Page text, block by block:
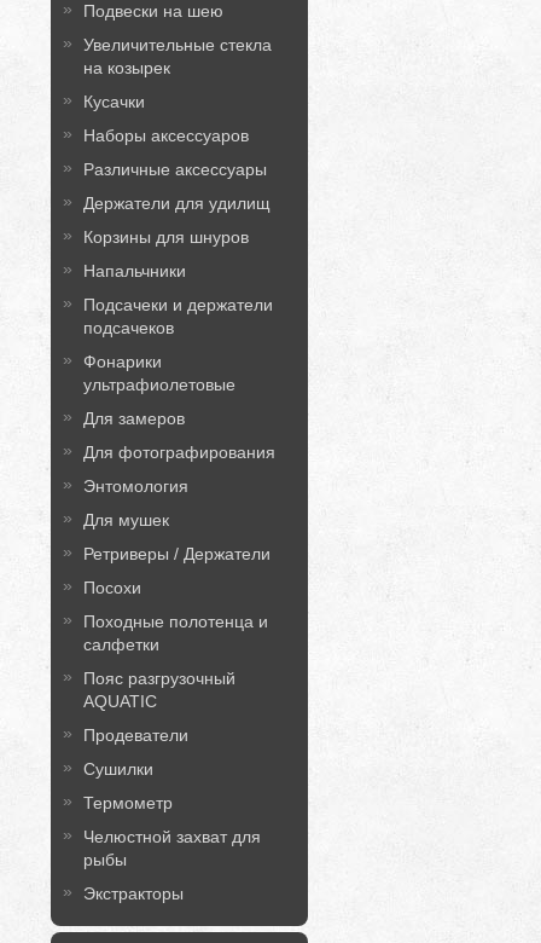
Подвески на шею
Увеличительные стекла
на козырек
Кусачки
Наборы аксессуаров
Различные аксессуары
Держатели для удилищ
Корзины для шнуров
Напальчники
Подсачеки и держатели
подсачеков
Фонарики
ультрафиолетовые
Для замеров
Для фотографирования
Энтомология
Для мушек
Ретриверы / Держатели
Посохи
Походные полотенца и
салфетки
Пояс разгрузочный
AQUATIC
Продеватели
Сушилки
Термометр
Челюстной захват для
рыбы
Экстракторы